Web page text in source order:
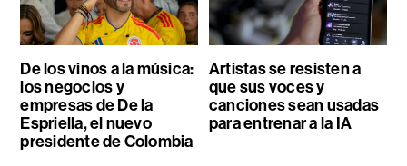
De los vinos a la música:
los negocios y
empresas de De la
Espriella, el nuevo
presidente de Colombia
Artistas se resisten a
que sus voces y
canciones sean usadas
para entrenar a la IA